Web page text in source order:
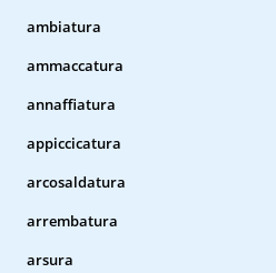
ambiatura
ammaccatura
annaffiatura
appiccicatura
arcosaldatura
arrembatura
arsura